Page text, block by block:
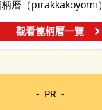
曆（pirakkakoyomi）
觀看篦柄曆一覽
PR